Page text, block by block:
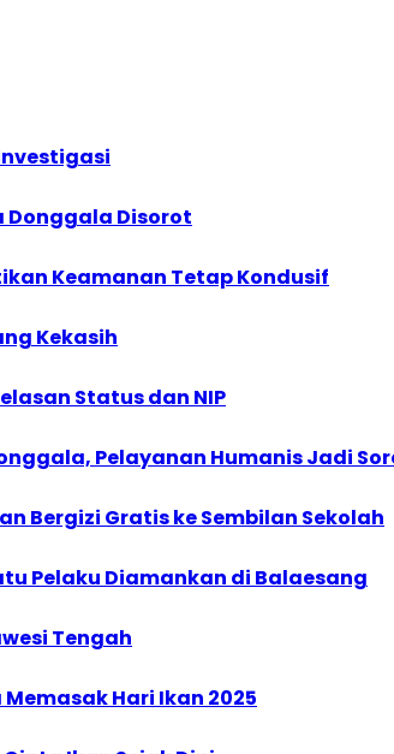
Donggala Disorot
Keamanan Tetap Kondusif
Kekasih
Status dan NIP
Pelayanan Humanis Jadi
Bergizi Gratis ke Sembilan Sekolah
Pelaku Diamankan di Balaesang
Tengah
Hari Ikan 2025